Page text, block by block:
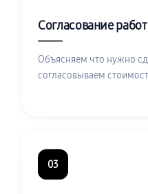
Согласование работ
Объясняем что нужно
согласовываем
03